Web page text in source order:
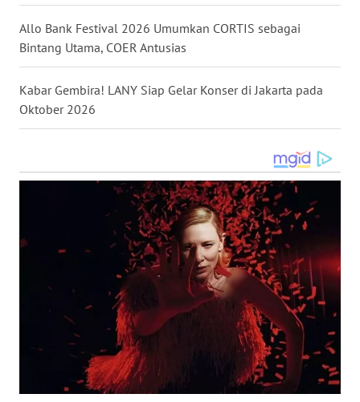
Allo Bank Festival 2026 Umumkan CORTIS sebagai
Bintang Utama, COER Antusias
Kabar Gembira! LANY Siap Gelar Konser di Jakarta pada
Oktober 2026
MALUKU
MALUT
DAIRI
TOBA